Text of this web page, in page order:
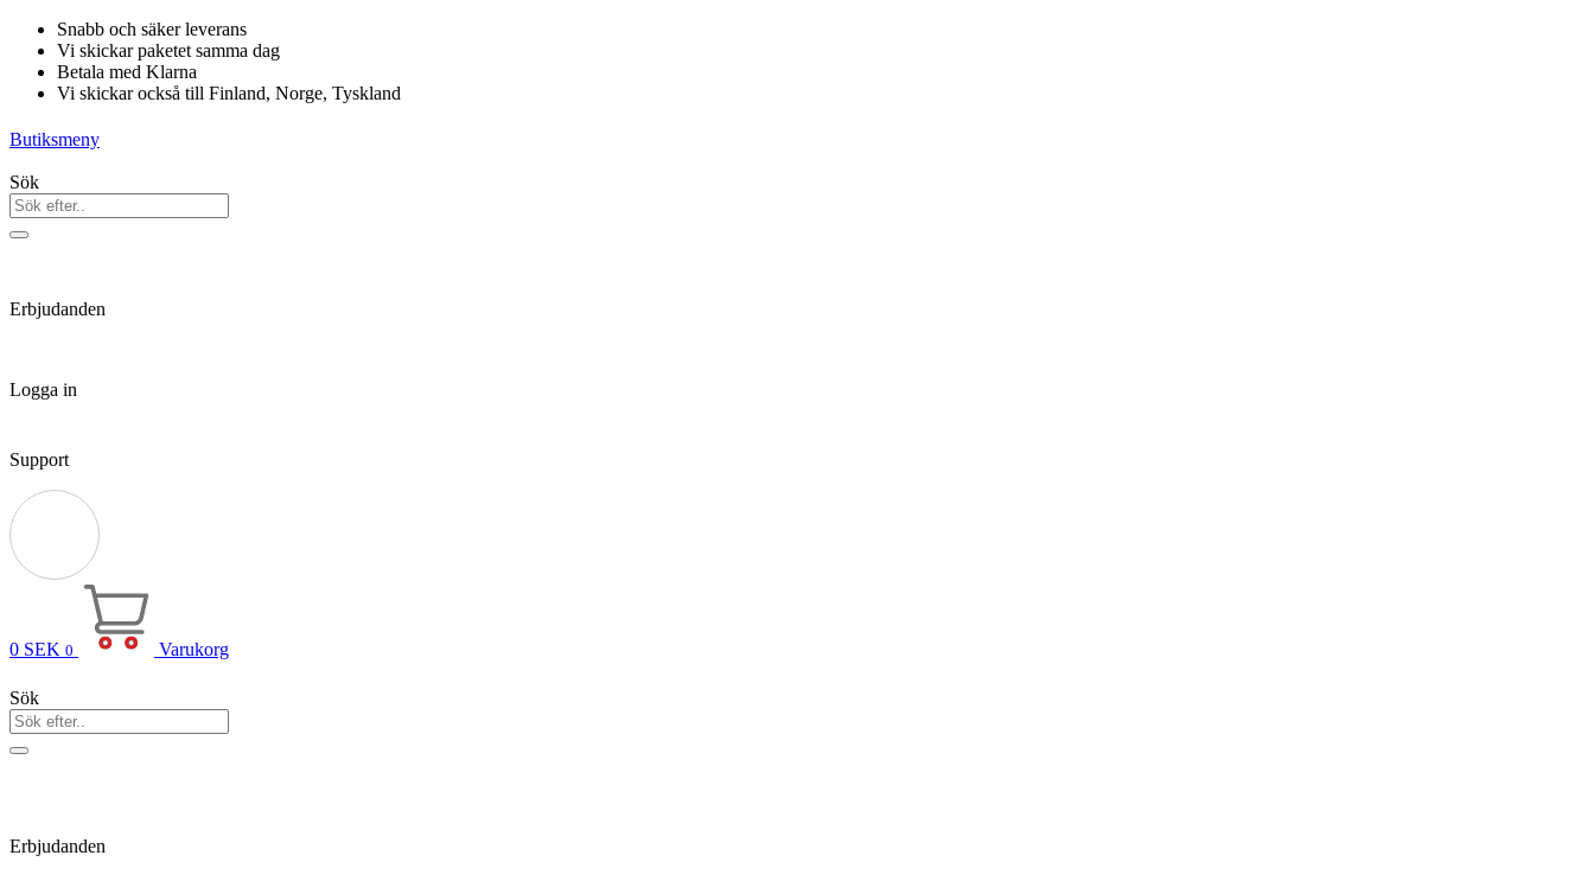
Hoppa
innehåll
Snabb och säker leverans
Vi skickar paketet samma dag
Betala med Klarna
Vi skickar också till Finland, Norge, Tyskland
Butiksmeny
Sök
Erbjudanden
Logga in
Support
0 SEK 0 Varukorg
Sök
Erbjudanden